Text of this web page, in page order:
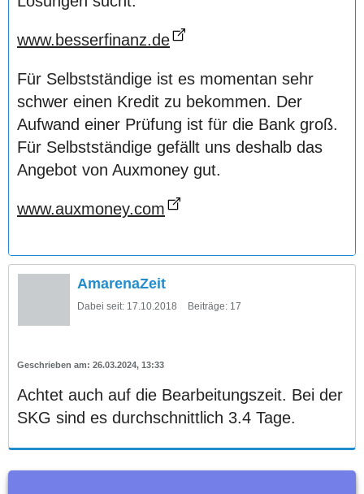
www.besserfinanz.de
Für Selbstständige ist es momentan sehr
schwer einen Kredit zu bekommen. Der
Aufwand einer Prüfung ist für die Bank groß.
Für Selbstständige gefällt uns deshalb das
Angebot von Auxmoney gut.
www.auxmoney.com
AmarenaZeit
Dabei seit: 17.10.2018 Beiträge: 17
26.03.2024, 13:33
Achtet auch auf die Bearbeitungszeit. Bei der
SKG sind es durchschnittlich 3.4 Tage.